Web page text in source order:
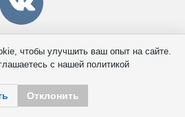
чтобы улучшить ваш опыт на сайте.
с нашей политикой
Отклонить